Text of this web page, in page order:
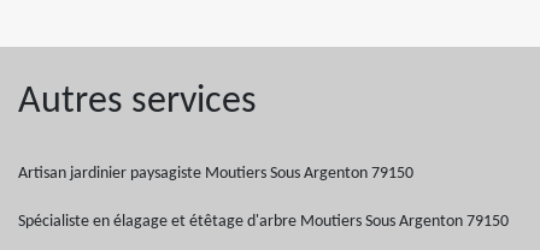
Autres services
Artisan jardinier paysagiste Moutiers Sous Argenton 79150
Spécialiste en élagage et étêtage d'arbre Moutiers Sous Argenton 79150